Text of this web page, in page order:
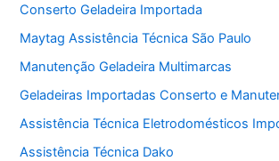
Conserto Geladeira Importada
Maytag Assistência Técnica São Paulo
Manutenção Geladeira Multimarcas
Geladeiras Importadas Conserto e
Assistência Técnica Eletrodomésticos
Assistência Técnica Dako